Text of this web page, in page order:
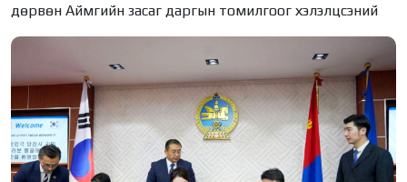
дөрвөн Аймгийн засаг даргын томилгоог хэлэлцсэний